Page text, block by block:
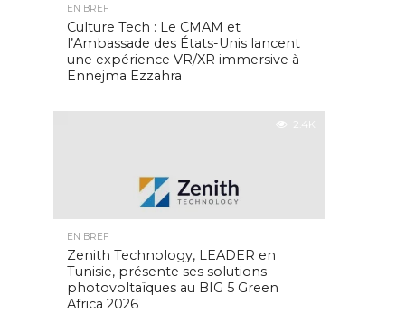
EN BREF
Culture Tech : Le CMAM et
l’Ambassade des États-Unis lancent
une expérience VR/XR immersive à
Ennejma Ezzahra
2.4K
EN BREF
Zenith Technology, LEADER en
Tunisie, présente ses solutions
photovoltaïques au BIG 5 Green
Africa 2026